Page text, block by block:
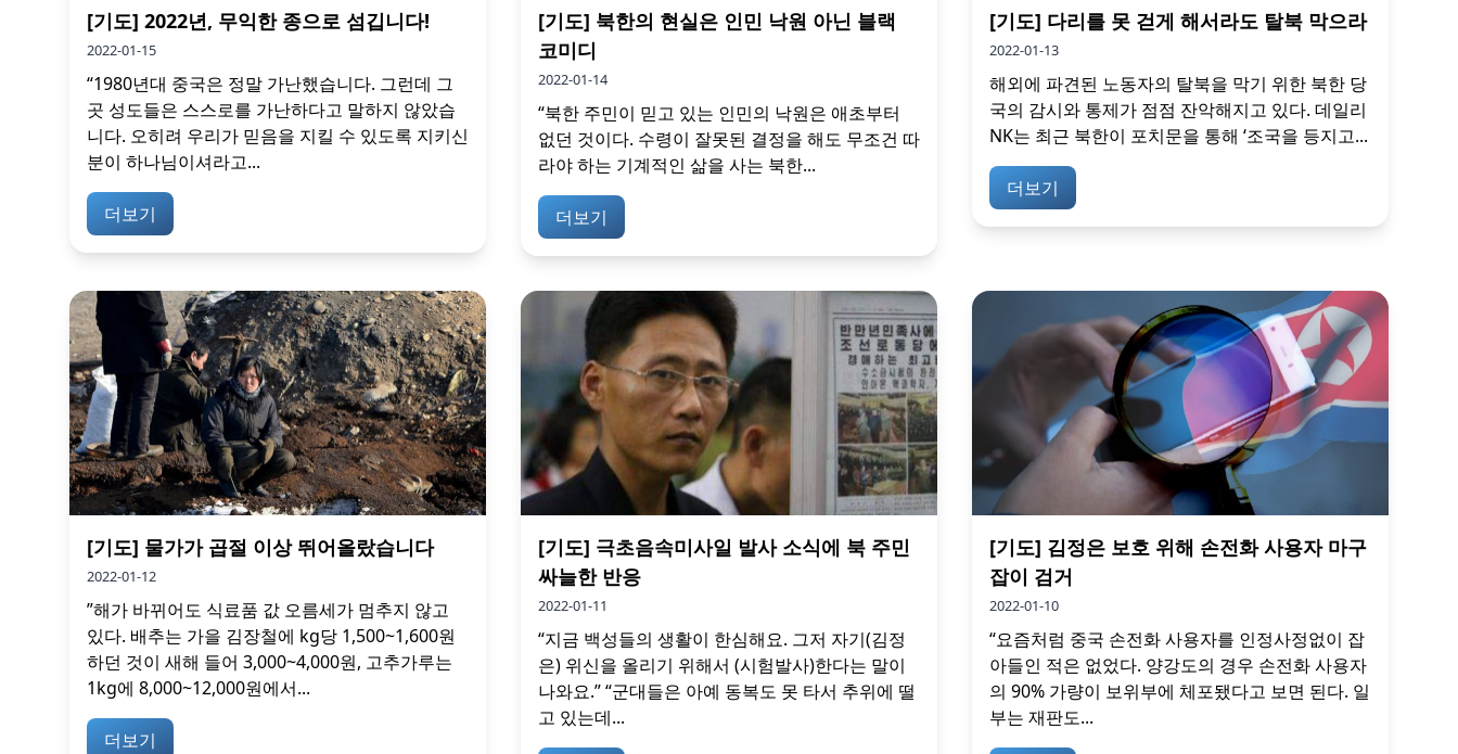
[기도] 2022년, 무익한 종으로 섬깁니다!
2022-01-15
“1980년대 중국은 정말 가난했습니다. 그런데 그
곳 성도들은 스스로를 가난하다고 말하지 않았습
니다. 오히려 우리가 믿음을 지킬 수 있도록 지키신
분이 하나님이셔라고...
더보기
[기도] 북한의 현실은 인민 낙원 아닌 블랙
코미디
2022-01-14
“북한 주민이 믿고 있는 인민의 낙원은 애초부터
없던 것이다. 수령이 잘못된 결정을 해도 무조건 따
라야 하는 기계적인 삶을 사는 북한...
더보기
[기도] 다리를 못 걷게 해서라도 탈북 막으라
2022-01-13
해외에 파견된 노동자의 탈북을 막기 위한 북한 당
국의 감시와 통제가 점점 잔악해지고 있다. 데일리
NK는 최근 북한이 포치문을 통해 ‘조국을 등지고...
더보기
[기도] 물가가 곱절 이상 뛰어올랐습니다
2022-01-12
”해가 바뀌어도 식료품 값 오름세가 멈추지 않고
있다. 배추는 가을 김장철에 kg당 1,500~1,600원
하던 것이 새해 들어 3,000~4,000원, 고추가루는
1kg에 8,000~12,000원에서...
더보기
[기도] 극초음속미사일 발사 소식에 북 주민
싸늘한 반응
2022-01-11
“지금 백성들의 생활이 한심해요. 그저 자기(김정
은) 위신을 올리기 위해서 (시험발사)한다는 말이
나와요.” “군대들은 아예 동복도 못 타서 추위에 떨
고 있는데...
[기도] 김정은 보호 위해 손전화 사용자 마구
잡이 검거
2022-01-10
“요즘처럼 중국 손전화 사용자를 인정사정없이 잡
아들인 적은 없었다. 양강도의 경우 손전화 사용자
의 90% 가량이 보위부에 체포됐다고 보면 된다. 일
부는 재판도...